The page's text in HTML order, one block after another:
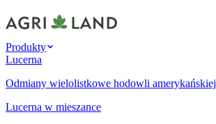
Produkty
Lucerna
Odmiany wielolistkowe hodowli amerykańskiej
Lucerna w mieszance